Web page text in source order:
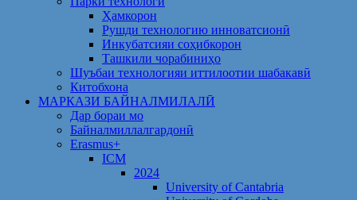
Ҳамкорон
Рушди технологию инноватсионӣ
Инкубатсияи соҳибкорон
Ташкили чорабиниҳо
Шуъбаи технологияи иттилоотии шабакавӣ
Китобхона
МАРКАЗИ БАЙНАЛМИЛАЛӢ
Дар бораи мо
Байналмиллалгардонӣ
Erasmus+
ICM
2024
University of Cantabria